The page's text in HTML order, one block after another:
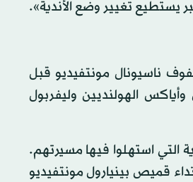
ناسيونال مونتفيديو قبل
وأياكس الهولنديين وليفربول
التي استهلوا فيها مسيرتهم.
الأوروغوياني الشهير دييجو فورلان (38 عاماً)، إلى ارتداء قميص بينيارول مونتفيديو